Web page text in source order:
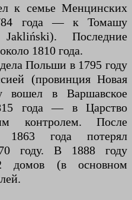
к семье Менцинских
года — к Томашу
Последние
1810 года.
Польши в 1795 году
(провинция Новая
вошел в Варшавское
года — в Царство
контролем. После
1863 года потерял
году. В 1888 году
домов (в основном